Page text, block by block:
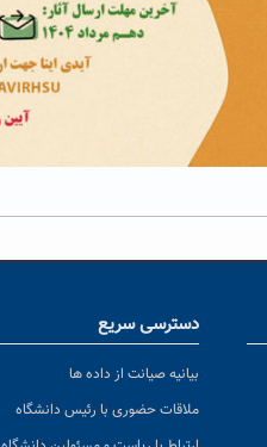
دسترسی سریع
بیانیه صیانت از داده ها
ملاقات حضوری با رئیس دانشگاه